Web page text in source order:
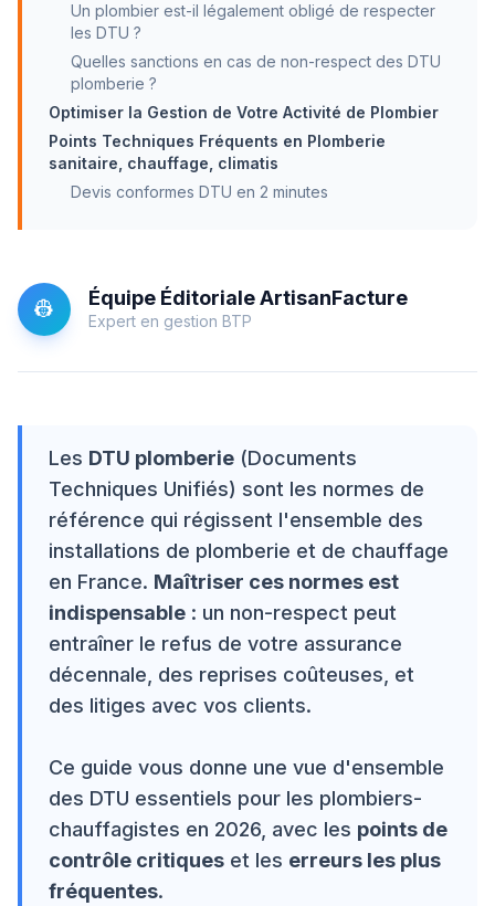
Un plombier est-il légalement obligé de respecter
les DTU ?
Quelles sanctions en cas de non-respect des DTU
plomberie ?
Optimiser la Gestion de Votre Activité de Plombier
Points Techniques Fréquents en Plomberie
sanitaire, chauffage, climatis
Devis conformes DTU en 2 minutes
👷 Équipe Éditoriale ArtisanFacture
Expert en gestion BTP
Les DTU plomberie (Documents
Techniques Unifiés) sont les normes de
référence qui régissent l'ensemble des
installations de plomberie et de chauffage
en France. Maîtriser ces normes est
indispensable : un non-respect peut
entraîner le refus de votre assurance
décennale, des reprises coûteuses, et
des litiges avec vos clients.
Ce guide vous donne une vue d'ensemble
des DTU essentiels pour les plombiers-
chauffagistes en 2026, avec les points de
contrôle critiques et les erreurs les plus
fréquentes.